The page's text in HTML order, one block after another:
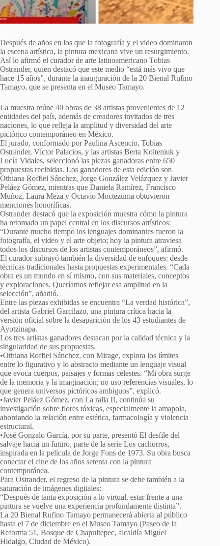
Después de años en los que la fotografía y el video dominaron
la escena artística, la pintura mexicana vive un resurgimiento.
Así lo afirmó el curador de arte latinoamericano Tobias
Ostrander, quien destacó que este medio “está más vivo que
hace 15 años”, durante la inauguración de la 20 Bienal Rufino
Tamayo, que se presenta en el Museo Tamayo.
La muestra reúne 40 obras de 38 artistas provenientes de 12
entidades del país, además de creadores invitados de tres
naciones, lo que refleja la amplitud y diversidad del arte
pictórico contemporáneo en México.
El jurado, conformado por Paulina Ascencio, Tobias
Ostrander, Víctor Palacios, y las artistas Berta Kolteniuk y
Lucía Vidales, seleccionó las piezas ganadoras entre 650
propuestas recibidas. Los ganadores de esta edición son
Othiana Roffiel Sánchez, Jorge González Velázquez y Javier
Peláez Gómez, mientras que Daniela Ramírez, Francisco
Muñoz, Laura Meza y Octavio Moctezuma obtuvieron
menciones honoríficas.
Ostrander destacó que la exposición muestra cómo la pintura
ha retomado un papel central en los discursos artísticos:
“Durante mucho tiempo los lenguajes dominantes fueron la
fotografía, el video y el arte objeto; hoy la pintura atraviesa
todos los discursos de los artistas contemporáneos”, afirmó.
El curador subrayó también la diversidad de enfoques: desde
técnicas tradicionales hasta propuestas experimentales. “Cada
obra es un mundo en sí mismo, con sus materiales, conceptos
y exploraciones. Queríamos reflejar esa amplitud en la
selección”, añadió.
Entre las piezas exhibidas se encuentra “La verdad histórica”,
del artista Gabriel Garcilazo, una pintura crítica hacia la
versión oficial sobre la desaparición de los 43 estudiantes de
Ayotzinapa.
Los tres artistas ganadores destacan por la calidad técnica y la
singularidad de sus propuestas.
•Othiana Roffiel Sánchez, con Mirage, explora los límites
entre lo figurativo y lo abstracto mediante un lenguaje visual
que evoca cuerpos, paisajes y formas celestes. “Mi obra surge
de la memoria y la imaginación; no uso referencias visuales, lo
que genera universos pictóricos ambiguos”, explicó.
•Javier Peláez Gómez, con La ralla II, continúa su
investigación sobre flores tóxicas, especialmente la amapola,
abordando la relación entre estética, farmacología y violencia
estructural.
•José Gonzalo García, por su parte, presentó El desfile del
salvaje hacia un futuro, parte de la serie Los cachorros,
inspirada en la película de Jorge Fons de 1973. Su obra busca
conectar el cine de los años setenta con la pintura
contemporánea.
Para Ostrander, el regreso de la pintura se debe también a la
saturación de imágenes digitales:
“Después de tanta exposición a lo virtual, estar frente a una
pintura se vuelve una experiencia profundamente distinta”.
La 20 Bienal Rufino Tamayo permanecerá abierta al público
hasta el 7 de diciembre en el Museo Tamayo (Paseo de la
Reforma 51, Bosque de Chapultepec, alcaldía Miguel
Hidalgo, Ciudad de México).